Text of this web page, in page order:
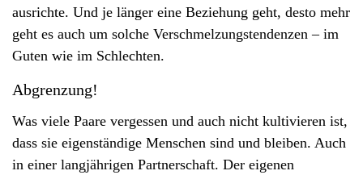
t
i
ausrichte. Und je länger eine Beziehung geht, desto mehr
geht es auch um solche Verschmelzungstendenzen – im
Guten wie im Schlechten.
Abgrenzung!
Was viele Paare vergessen und auch nicht kultivieren ist,
dass sie eigenständige Menschen sind und bleiben. Auch
in einer langjährigen Partnerschaft. Der eigenen